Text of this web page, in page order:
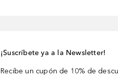
¡Suscríbete ya a la Newsletter!
Recibe un cupón de 10% de